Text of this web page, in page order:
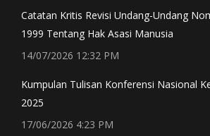
Catatan Kritis Revisi Undang-Undang
1999 Tentang Hak Asasi Manusia
14/07/2026 12:32 PM
Kumpulan Tulisan Konferensi Nasional
2025
17/06/2026 4:23 PM